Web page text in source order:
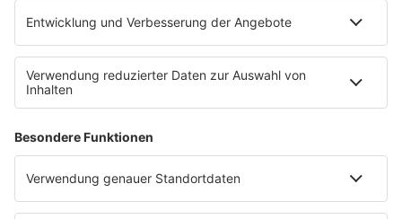
E-Bikes über eine Photovoltaikanlage auf dem …